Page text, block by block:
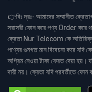
👉বিঃ দ্রঃ- আমাদের সম্মানীত
সরাসরী ফোন করে পণ্য Order করে
ক্রেতা Nur Telecom কে অতিরিক্ত
পণ্যের গুনগত মান বিবেচনা করে যদি
অগ্রিম নেওয়া টাকা ফেরত দেয়া
দায়ী নয়। ক্রেতা যদি পরবর্তীতে ফোন